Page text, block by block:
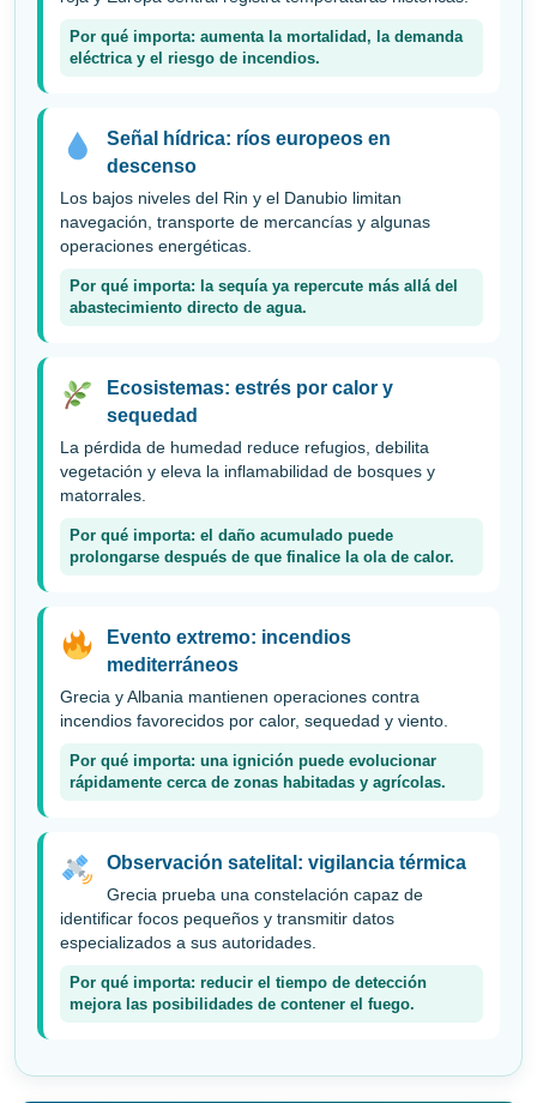
Por qué importa: aumenta la mortalidad, la demanda
eléctrica y el riesgo de incendios.
Señal hídrica: ríos europeos en
descenso
Los bajos niveles del Rin y el Danubio limitan
navegación, transporte de mercancías y algunas
operaciones energéticas.
Por qué importa: la sequía ya repercute más allá del
abastecimiento directo de agua.
Ecosistemas: estrés por calor y
sequedad
La pérdida de humedad reduce refugios, debilita
vegetación y eleva la inflamabilidad de bosques y
matorrales.
Por qué importa: el daño acumulado puede
prolongarse después de que finalice la ola de calor.
Evento extremo: incendios
mediterráneos
Grecia y Albania mantienen operaciones contra
incendios favorecidos por calor, sequedad y viento.
Por qué importa: una ignición puede evolucionar
rápidamente cerca de zonas habitadas y agrícolas.
Observación satelital: vigilancia térmica
Grecia prueba una constelación capaz de
identificar focos pequeños y transmitir datos
especializados a sus autoridades.
Por qué importa: reducir el tiempo de detección
mejora las posibilidades de contener el fuego.